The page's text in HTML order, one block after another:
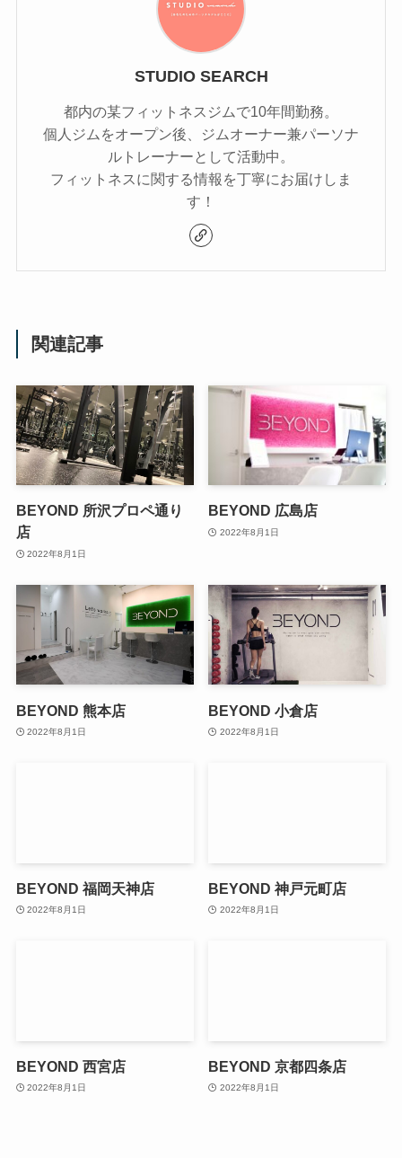
STUDIO SEARCH
都内の某フィットネスジムで10年間勤務。
個人ジムをオープン後、ジムオーナー兼パーソナ
ルトレーナーとして活動中。
フィットネスに関する情報を丁寧にお届けしま
す！
関連記事
BEYOND 所沢プロペ通り
店
2022年8月1日
BEYOND 広島店
2022年8月1日
BEYOND 熊本店
2022年8月1日
BEYOND 小倉店
2022年8月1日
BEYOND 福岡天神店
2022年8月1日
BEYOND 神戸元町店
2022年8月1日
BEYOND 西宮店
2022年8月1日
BEYOND 京都四条店
2022年8月1日